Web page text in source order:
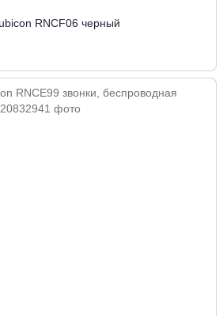
RNCF06 черный